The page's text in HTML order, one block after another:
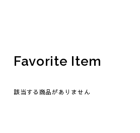
Favorite Item
該当する商品がありません